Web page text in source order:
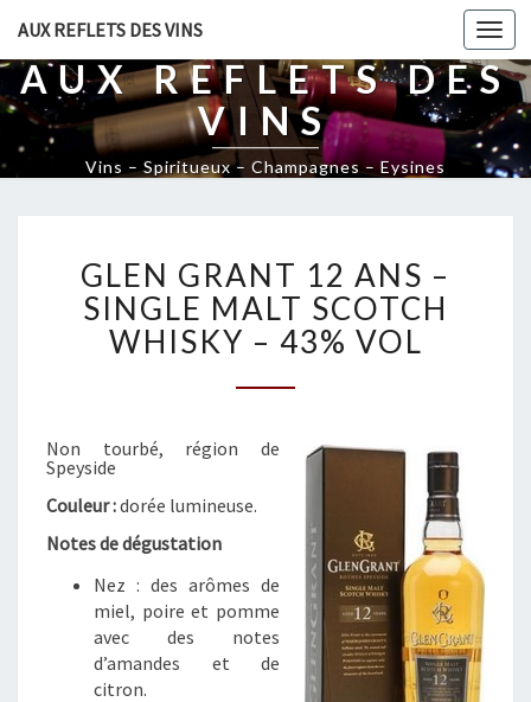
AUX REFLETS DES VINS
AUX REFLETS DES
VINS
Vins – Spiritueux – Champagnes – Eysines
L
E
N
G
T
S
–
S
I
GLEN GRANT 12 ANS –
SINGLE MALT SCOTCH
WHISKY – 43% VOL
Non tourbé, région de
Speyside
Couleur :dorée lumineuse.
Notes de dégustation
Nez : des arômes de
miel, poire et pomme
avec des notes
d’amandes et de
citron.